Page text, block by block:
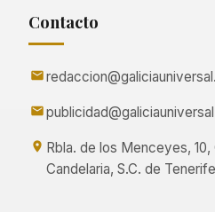
Contacto
Rbla. de los Menceyes,
Candelaria, S.C. de Tenerife